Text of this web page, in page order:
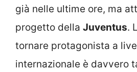
già nelle ultime ore, ma
progetto della Juventus.
tornare protagonista a
internazionale è davvero